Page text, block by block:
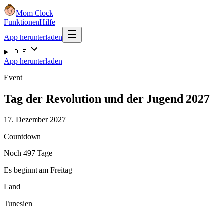
Mom Clock
FunktionenHilfe
App herunterladen
🇩🇪
App herunterladen
Event
Tag der Revolution und der Jugend 2027
17. Dezember 2027
Countdown
Noch 497 Tage
Es beginnt am Freitag
Land
Tunesien